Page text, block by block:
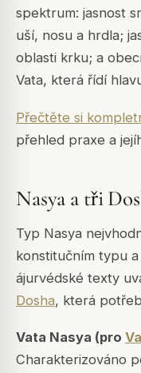
spektrum: jasnost
uší, nosu a hrdla;
oblasti krku; a
Vata, která řídí
Přečtěte si
přehled praxe a
Nasya a tři
Typ Nasya
konstitučním typu
ájurvédské texty
Dosha, která
Vata Nasya (pro
Charakterizováno